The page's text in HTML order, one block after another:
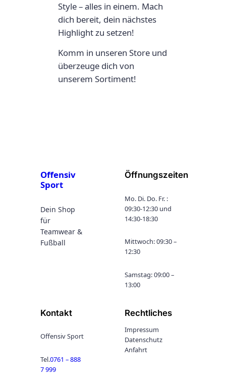
Style – alles in einem. Mach
dich bereit, dein nächstes
Highlight zu setzen!
Komm in unseren Store und
überzeuge dich von
unserem Sortiment!
Offensiv
Sport
Dein Shop
für
Teamwear &
Fußball
Öffnungszeiten
Mo. Di. Do. Fr. :
09:30-12:30 und
14:30-18:30
Mittwoch: 09:30 –
12:30
Samstag: 09:00 –
13:00
Kontakt
Offensiv Sport
Tel.0761 – 888
7 999
Rechtliches
Impressum
Datenschutz
Anfahrt